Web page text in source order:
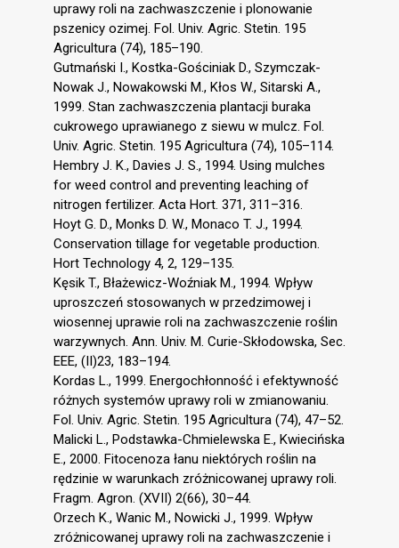
uprawy roli na zachwaszczenie i plonowanie
pszenicy ozimej. Fol. Univ. Agric. Stetin. 195
Agricultura (74), 185–190.
Gutmański I., Kostka-Gościniak D., Szymczak-
Nowak J., Nowakowski M., Kłos W., Sitarski A.,
1999. Stan zachwaszczenia plantacji buraka
cukrowego uprawianego z siewu w mulcz. Fol.
Univ. Agric. Stetin. 195 Agricultura (74), 105–114.
Hembry J. K., Davies J. S., 1994. Using mulches
for weed control and preventing leaching of
nitrogen fertilizer. Acta Hort. 371, 311–316.
Hoyt G. D., Monks D. W., Monaco T. J., 1994.
Conservation tillage for vegetable production.
Hort Technology 4, 2, 129–135.
Kęsik T., Błażewicz-Woźniak M., 1994. Wpływ
uproszczeń stosowanych w przedzimowej i
wiosennej uprawie roli na zachwaszczenie roślin
warzywnych. Ann. Univ. M. Curie-Skłodowska, Sec.
EEE, (II)23, 183–194.
Kordas L., 1999. Energochłonność i efektywność
różnych systemów uprawy roli w zmianowaniu.
Fol. Univ. Agric. Stetin. 195 Agricultura (74), 47–52.
Malicki L., Podstawka-Chmielewska E., Kwiecińska
E., 2000. Fitocenoza łanu niektórych roślin na
rędzinie w warunkach zróżnicowanej uprawy roli.
Fragm. Agron. (XVII) 2(66), 30–44.
Orzech K., Wanic M., Nowicki J., 1999. Wpływ
zróżnicowanej uprawy roli na zachwaszczenie i